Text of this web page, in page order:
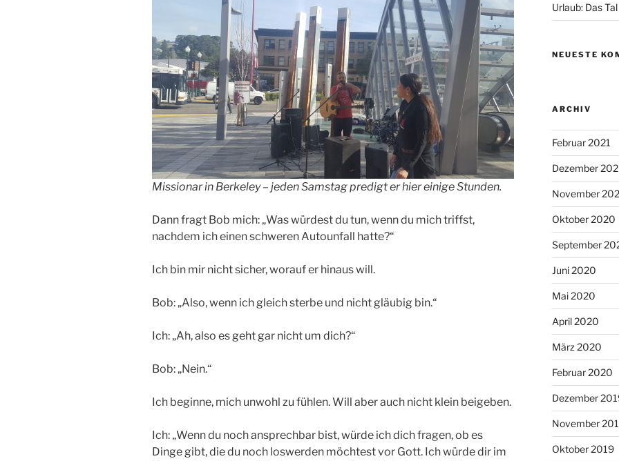
Missionar in Berkeley – jeden Samstag predigt er hier einige Stunden.
Dann fragt Bob mich: „Was würdest du tun, wenn du mich triffst,
nachdem ich einen schweren Autounfall hatte?“
Ich bin mir nicht sicher, worauf er hinaus will.
Bob: „Also, wenn ich gleich sterbe und nicht gläubig bin.“
Ich: „Ah, also es geht gar nicht um dich?“
Bob: „Nein.“
Ich beginne, mich unwohl zu fühlen. Will aber auch nicht klein beigeben.
Ich: „Wenn du noch ansprechbar bist, würde ich dich fragen, ob es
Dinge gibt, die du noch loswerden möchtest vor Gott. Ich würde dir im
Urlaub: Das
NEUESTE
ARCHIV
Februar 2021
Dezember
November
Oktober 2020
September
Juni 2020
Mai 2020
April 2020
März 2020
Februar 2020
Dezember
November
Oktober 2019